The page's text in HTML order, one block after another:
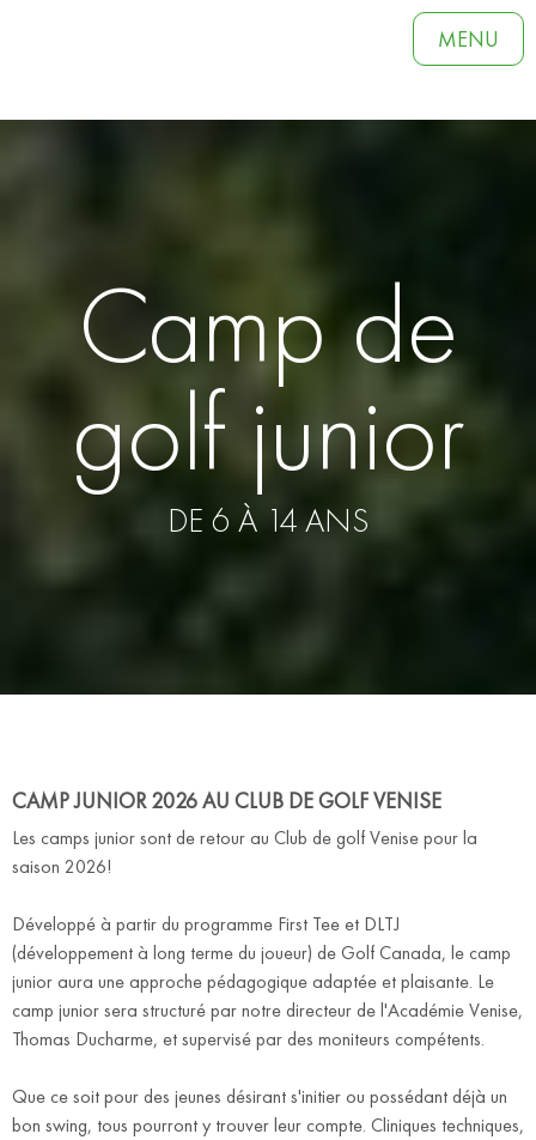
MENU
Camp de
golf junior
DE 6 À 14 ANS
CAMP JUNIOR 2026 AU CLUB DE GOLF VENISE
Les camps junior sont de retour au Club de golf Venise pour la
saison 2026!
Développé à partir du programme First Tee et DLTJ
(développement à long terme du joueur) de Golf Canada, le camp
junior aura une approche pédagogique adaptée et plaisante. Le
camp junior sera structuré par notre directeur de l'Académie Venise,
Thomas Ducharme, et supervisé par des moniteurs compétents.
Que ce soit pour des jeunes désirant s'initier ou possédant déjà un
bon swing, tous pourront y trouver leur compte. Cliniques techniques,